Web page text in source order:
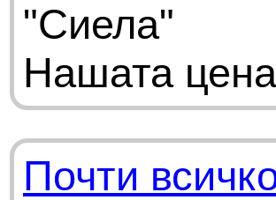
"Сиела"
Нашата
Почти